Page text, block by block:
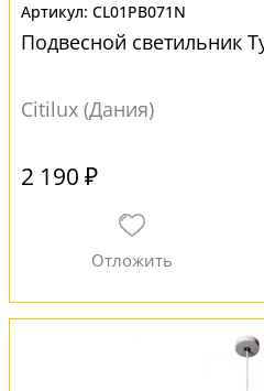
CL01PB071N
Подвесной светильник
Citilux (Дания)
2 190 ₽